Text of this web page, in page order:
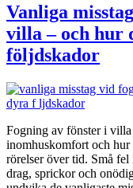
Vanliga
villa – och hur
följdskador
Fogning av fönster i
inomhuskomfort och hur
rörelser över tid. Små
drag, sprickor och